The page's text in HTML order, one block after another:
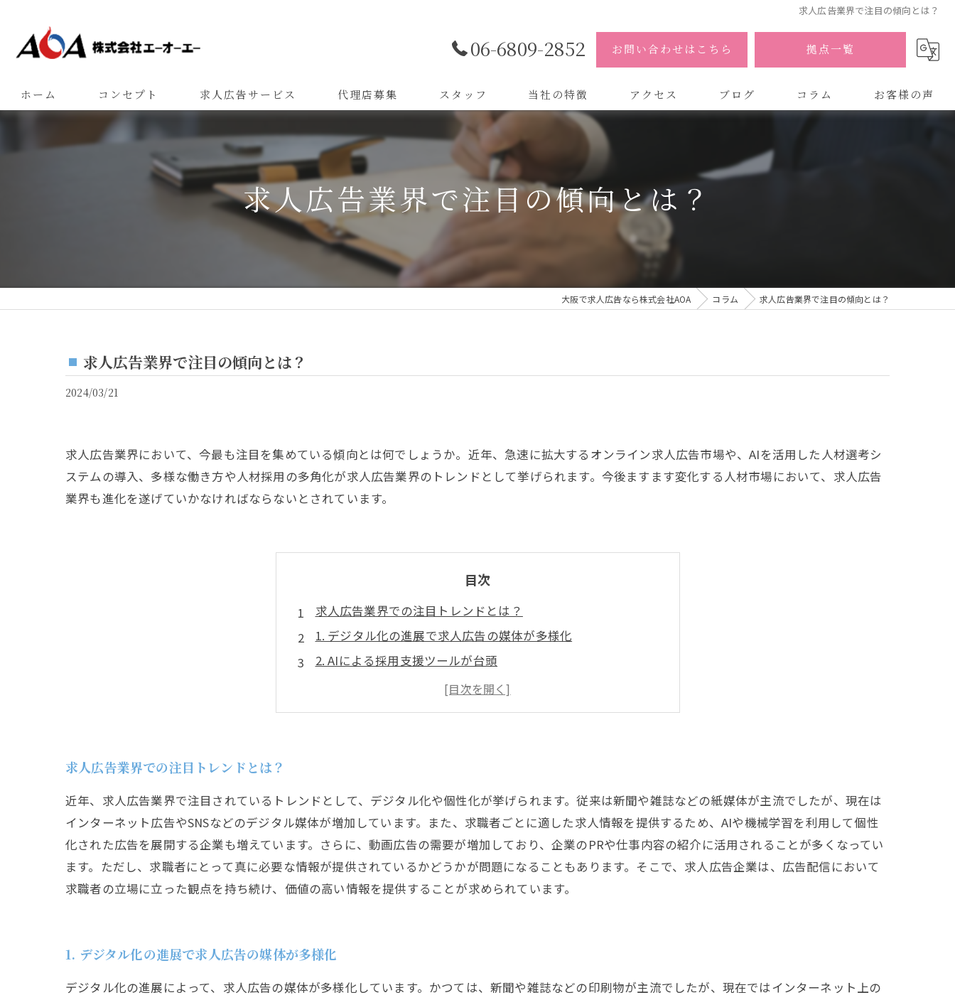
求人広告業界で注目の傾向とは？
06-6809-2852 お問い合わせはこちら 拠点一覧
ホーム コンセプト 求人広告サービス 代理店募集 スタッフ 当社の特徴
代理店
バイトル
アクセス
株式会社AOA 東京 渋谷オフィス
株式会社AOA 南森町オフィス
ブログ コラム お客様の声
求人広告業界で注目の傾向とは？
大阪で求人広告なら株式会社AOA コラム 求人広告業界で注目の傾向とは？
求人広告業界で注目の傾向とは？
2024/03/21
求人広告業界において、今最も注目を集めている傾向とは何でしょうか。近年、急速に拡大するオンライン求人広告市場や、AIを活用した人材選考シ
ステムの導入、多様な働き方や人材採用の多角化が求人広告業界のトレンドとして挙げられます。今後ますます変化する人材市場において、求人広告
業界も進化を遂げていかなければならないとされています。
目次
求人広告業界での注目トレンドとは？
1. デジタル化の進展で求人広告の媒体が多様化
2. AIによる採用支援ツールが台頭
3. ガラパゴス化する求人媒体に対する効果測定の重要性
4. イベントやセミナー等のイベント型求人広告の需要が高まる
求人広告業界での注目トレンドとは？
近年、求人広告業界で注目されているトレンドとして、デジタル化や個性化が挙げられます。従来は新聞や雑誌などの紙媒体が主流でしたが、現在は
インターネット広告やSNSなどのデジタル媒体が増加しています。また、求職者ごとに適した求人情報を提供するため、AIや機械学習を利用して個性
化された広告を展開する企業も増えています。さらに、動画広告の需要が増加しており、企業のPRや仕事内容の紹介に活用されることが多くなってい
ます。ただし、求職者にとって真に必要な情報が提供されているかどうかが問題になることもあります。そこで、求人広告企業は、広告配信において
求職者の立場に立った観点を持ち続け、価値の高い情報を提供することが求められています。
1. デジタル化の進展で求人広告の媒体が多様化
デジタル化の進展によって、求人広告の媒体が多様化しています。かつては、新聞や雑誌などの印刷物が主流でしたが、現在ではインターネット上の